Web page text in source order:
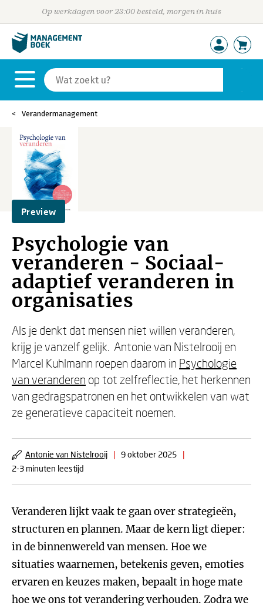
Op werkdagen voor 23:00 besteld, morgen in huis
Verandermanagement
Preview
Psychologie van
veranderen - Sociaal-
adaptief veranderen in
organisaties
Als je denkt dat mensen niet willen veranderen,
krijg je vanzelf gelijk. Antonie van Nistelrooij en
Marcel Kuhlmann roepen daarom in Psychologie
van veranderen op tot zelfreflectie, het herkennen
van gedragspatronen en het ontwikkelen van wat
ze generatieve capaciteit noemen.
Antonie van Nistelrooij | 9 oktober 2025
|
2-3 minuten leestijd
Veranderen lijkt vaak te gaan over strategieën,
structuren en plannen. Maar de kern ligt dieper:
in de binnenwereld van mensen. Hoe we
situaties waarnemen, betekenis geven, emoties
ervaren en keuzes maken, bepaalt in hoge mate
hoe we ons tot verandering verhouden. Zodra we